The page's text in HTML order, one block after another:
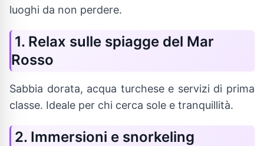
luoghi da non perdere.
1. Relax sulle spiagge del Mar
Rosso
Sabbia dorata, acqua turchese e servizi di prima
classe. Ideale per chi cerca sole e tranquillità.
2. Immersioni e snorkeling